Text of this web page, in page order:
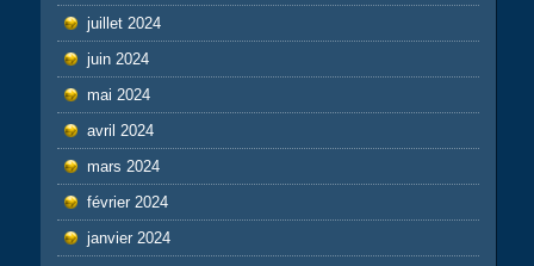
juillet 2024
juin 2024
mai 2024
avril 2024
mars 2024
février 2024
janvier 2024